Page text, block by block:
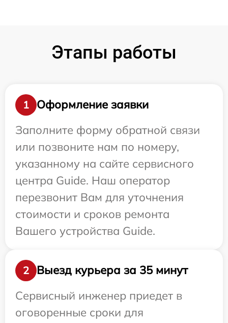
Этапы работы
1
Оформление заявки
Заполните форму обратной связи
или позвоните нам по номеру,
указанному на сайте сервисного
центра Guide. Наш оператор
перезвонит Вам для уточнения
стоимости и сроков ремонта
Вашего устройства Guide.
2
Выезд курьера за 35 минут
Сервисный инженер приедет в
оговоренные сроки для